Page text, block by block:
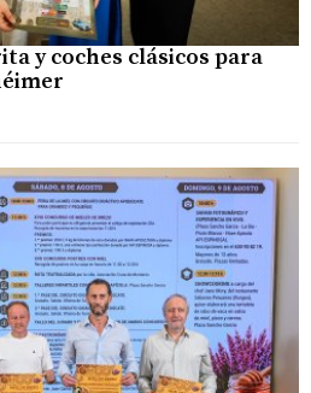
y coches clásicos para